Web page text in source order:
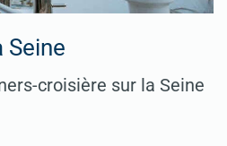
Seine
croisière sur la Seine